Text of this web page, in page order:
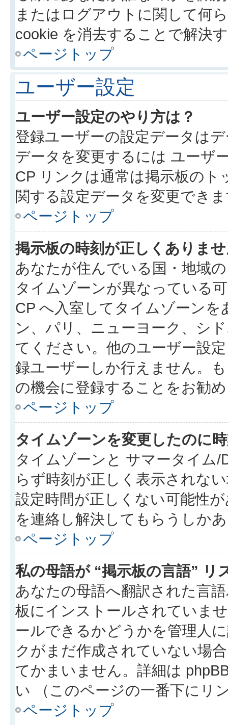
またはログアウトに関して何
cookie を消去することで解決
ページトップ
ユーザー設定
ユーザー設定のやり方は？
登録ユーザーの設定データは
データを変更するには ユーザ
CP リンクは通常は掲示板の
関する設定データを変更でき
ページトップ
掲示板の時刻が正しくありま
あなたが住んでいる国・地域
タイムゾーンが異なっている
CP へ入室してタイムゾーン
ン、パリ、ニューヨーク、シ
てください。他のユーザー設
録ユーザーしか行えません。
の機会に登録することをお勧
ページトップ
タイムゾーンを変更したのに
タイムゾーンと サマータイム
らず時刻が正しく表示されな
設定時間が正しくない可能性
を連絡し解決してもらうしか
ページトップ
私の母語が “掲示板の言語” リ
あなたの母語へ翻訳された言
板にインストールされていま
ールできるかどうかを管理人
クがまだ作成されていない場
てかまいません。詳細は
い （このページの一番下にリ
ページトップ